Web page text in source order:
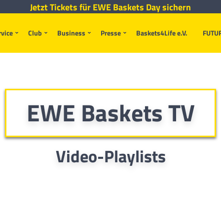
Club Business Presse Baskets4Life e.V.
Jetzt Tickets für EWE Baskets Day sichern
EWE Baskets TV
Video-Playlists